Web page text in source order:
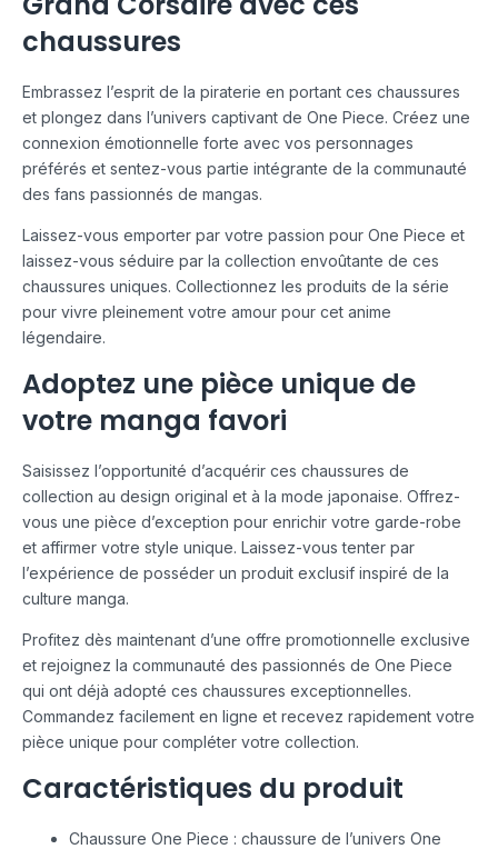
chaussures
Embrassez l’esprit de la piraterie en portant ces chaussures
et plongez dans l’univers captivant de One Piece. Créez une
connexion émotionnelle forte avec vos personnages
préférés et sentez-vous partie intégrante de la communauté
des fans passionnés de mangas.
Laissez-vous emporter par votre passion pour One Piece et
laissez-vous séduire par la collection envoûtante de ces
chaussures uniques. Collectionnez les produits de la série
pour vivre pleinement votre amour pour cet anime
légendaire.
Adoptez une pièce unique de
votre manga favori
Saisissez l’opportunité d’acquérir ces chaussures de
collection au design original et à la mode japonaise. Offrez-
vous une pièce d’exception pour enrichir votre garde-robe
et affirmer votre style unique. Laissez-vous tenter par
l’expérience de posséder un produit exclusif inspiré de la
culture manga.
Profitez dès maintenant d’une offre promotionnelle exclusive
et rejoignez la communauté des passionnés de One Piece
qui ont déjà adopté ces chaussures exceptionnelles.
Commandez facilement en ligne et recevez rapidement votre
pièce unique pour compléter votre collection.
Caractéristiques du produit
Chaussure One Piece : chaussure de l’univers One